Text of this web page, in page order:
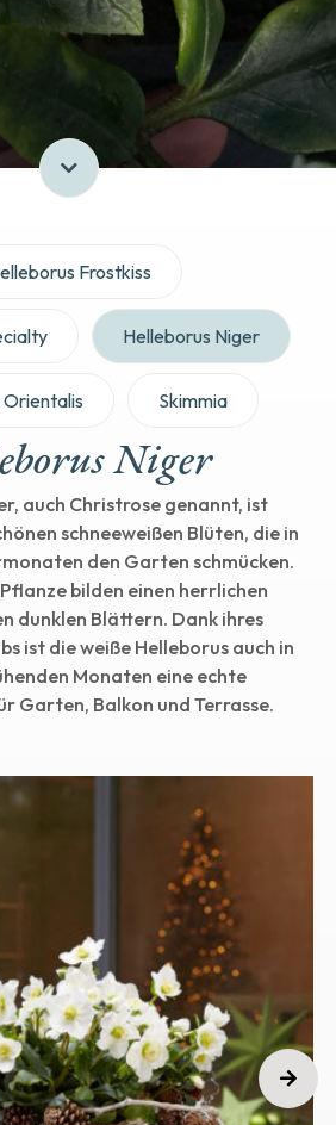
Frostkiss
Helleborus Niger
Skimmia
Niger
auch Christrose genannt, ist
schneeweißen Blüten, die in
den Garten schmücken.
bilden einen herrlichen
dunklen Blättern. Dank ihres
ist die weiße Helleborus auch in
Monaten eine echte
Garten, Balkon und Terrasse.